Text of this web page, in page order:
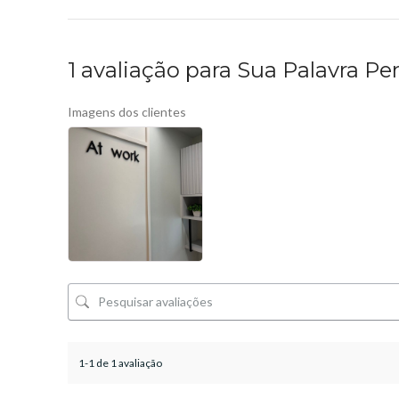
1 avaliação para Sua Palavra
Imagens dos clientes
1-1 de 1 avaliação